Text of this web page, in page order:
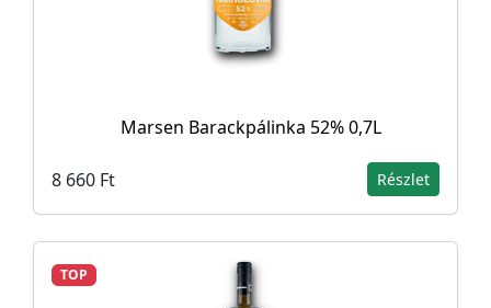
Marsen Barackpálinka 52% 0,7L
8 660 Ft Részlet
TOP